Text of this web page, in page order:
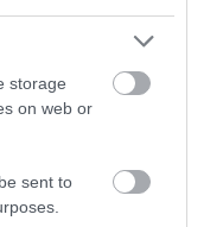
storage
on web or
sent to
Ft/fő/
2000